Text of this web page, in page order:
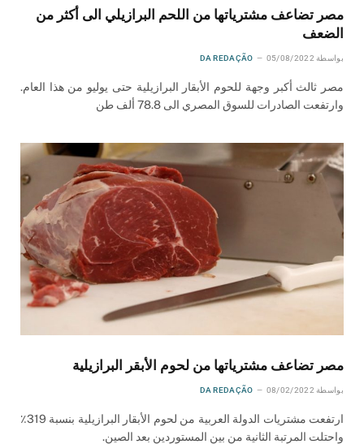
مصر تضاعف مشترياتها من اللحم البرازيلي الى أكثر من
الضعف
بواسطة DA REDAÇÃO 05/08/2022
مصر ثالث أكبر وجهة للحوم الأبقار البرازيلية حتى يوليو من هذا العام.
وارتفعت الصادرات للسوق المصري الى 78.8 ألف طن
مصر تضاعف مشترياتها من لحوم الأبقر البرازيلية
بواسطة DA REDAÇÃO 08/02/2022
ارتفعت مشتريات الدولة العربية من لحوم الأبقار البرازيلية بنسبة 319٪
واحتلت المرتبة الثانية من بين المستوردين بعد الصين.